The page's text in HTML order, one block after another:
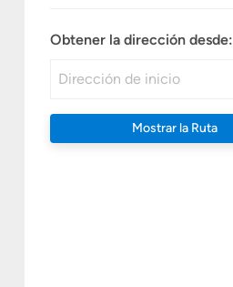
Obtener la dirección desde:
Mostrar la Ruta